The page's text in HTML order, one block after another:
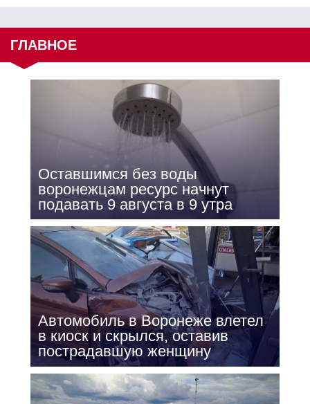
ГЛАВНОЕ
Оставшимся без воды
воронежцам ресурс начнут
подавать 9 августа в 9 утра
Автомобиль в Воронеже влетел
в киоск и скрылся, оставив
пострадавшую женщину